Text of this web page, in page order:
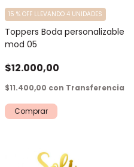
Toppers Boda personalizable
mod 05
$12.000,00
15 % OFF LLEVANDO 4 UNIDADES
$11.400,00 con Transferencia
Comprar